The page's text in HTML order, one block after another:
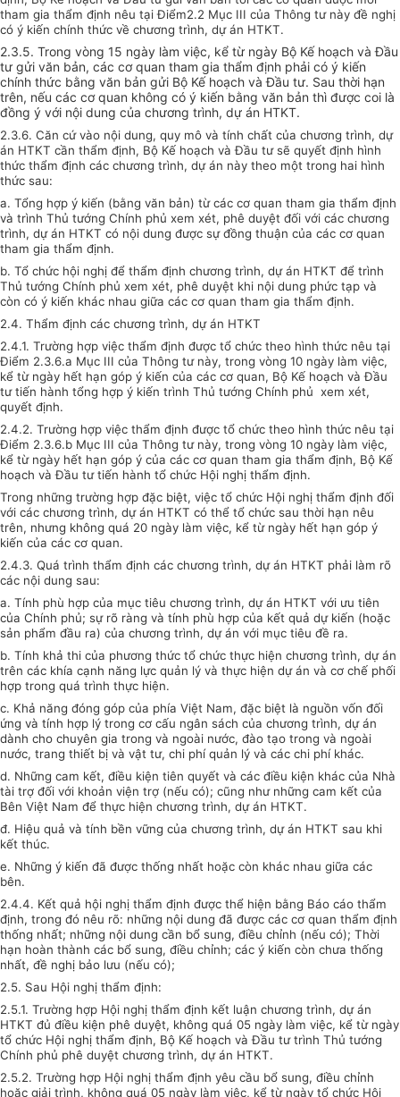
tham gia thẩm định nêu tại Điểm2.2 Mục III của Thông tư này đề nghị
có ý kiến chính thức về chương trình, dự án HTKT.
2.3.5. Trong vòng 15 ngày làm việc, kể từ ngày Bộ Kế hoạch và Đầu
tư gửi văn bản, các cơ quan tham gia thẩm định phải có ý kiến
chính thức bằng văn bản gửi Bộ Kế hoạch và Đầu tư. Sau thời hạn
trên, nếu các cơ quan không có ý kiến bằng văn bản thì được coi là
đồng ý với nội dung của chương trình, dự án HTKT.
2.3.6. Căn cứ vào nội dung, quy mô và tính chất của chương trình, dự
án HTKT cần thẩm định, Bộ Kế hoạch và Đầu tư sẽ quyết định hình
thức thẩm định các chương trình, dự án này theo một trong hai hình
thức sau:
a. Tổng hợp ý kiến (bằng văn bản) từ các cơ quan tham gia thẩm định
và trình Thủ tướng Chính phủ xem xét, phê duyệt đối với các chương
trình, dự án HTKT có nội dung được sự đồng thuận của các cơ quan
tham gia thẩm định.
b. Tổ chức hội nghị để thẩm định chương trình, dự án HTKT để trình
Thủ tướng Chính phủ xem xét, phê duyệt khi nội dung phức tạp và
còn có ý kiến khác nhau giữa các cơ quan tham gia thẩm định.
2.4. Thẩm định các chương trình, dự án HTKT
2.4.1. Trường hợp việc thẩm định được tổ chức theo hình thức nêu tại
Điểm 2.3.6.a Mục III của Thông tư này, trong vòng 10 ngày làm việc,
kể từ ngày hết hạn góp ý kiến của các cơ quan, Bộ Kế hoạch và Đầu
tư tiến hành tổng hợp ý kiến trình Thủ tướng Chính phủ xem xét,
quyết định.
2.4.2. Trường hợp việc thẩm định được tổ chức theo hình thức nêu tại
Điểm 2.3.6.b Mục III của Thông tư này, trong vòng 10 ngày làm việc,
kể từ ngày hết hạn góp ý của các cơ quan tham gia thẩm định, Bộ Kế
hoạch và Đầu tư tiến hành tổ chức Hội nghị thẩm định.
Trong những trường hợp đặc biệt, việc tổ chức Hội nghị thẩm định đối
với các chương trình, dự án HTKT có thể tổ chức sau thời hạn nêu
trên, nhưng không quá 20 ngày làm việc, kể từ ngày hết hạn góp ý
kiến của các cơ quan.
2.4.3. Quá trình thẩm định các chương trình, dự án HTKT phải làm rõ
các nội dung sau:
a. Tính phù hợp của mục tiêu chương trình, dự án HTKT với ưu tiên
của Chính phủ; sự rõ ràng và tính phù hợp của kết quả dự kiến (hoặc
sản phẩm đầu ra) của chương trình, dự án với mục tiêu đề ra.
b. Tính khả thi của phương thức tổ chức thực hiện chương trình, dự án
trên các khía cạnh năng lực quản lý và thực hiện dự án và cơ chế phối
hợp trong quá trình thực hiện.
c. Khả năng đóng góp của phía Việt Nam, đặc biệt là nguồn vốn đối
ứng và tính hợp lý trong cơ cấu ngân sách của chương trình, dự án
dành cho chuyên gia trong và ngoài nước, đào tạo trong và ngoài
nước, trang thiết bị và vật tư, chi phí quản lý và các chi phí khác.
d. Những cam kết, điều kiện tiên quyết và các điều kiện khác của Nhà
tài trợ đối với khoản viện trợ (nếu có); cũng như những cam kết của
Bên Việt Nam để thực hiện chương trình, dự án HTKT.
đ. Hiệu quả và tính bền vững của chương trình, dự án HTKT sau khi
kết thúc.
e. Những ý kiến đã được thống nhất hoặc còn khác nhau giữa các
bên.
2.4.4. Kết quả hội nghị thẩm định được thể hiện bằng Báo cáo thẩm
định, trong đó nêu rõ: những nội dung đã được các cơ quan thẩm định
thống nhất; những nội dung cần bổ sung, điều chỉnh (nếu có); Thời
hạn hoàn thành các bổ sung, điều chỉnh; các ý kiến còn chưa thống
nhất, đề nghị bảo lưu (nếu có);
2.5. Sau Hội nghị thẩm định:
2.5.1. Trường hợp Hội nghị thẩm định kết luận chương trình, dự án
HTKT đủ điều kiện phê duyệt, không quá 05 ngày làm việc, kể từ ngày
tổ chức Hội nghị thẩm định, Bộ Kế hoạch và Đầu tư trình Thủ tướng
Chính phủ phê duyệt chương trình, dự án HTKT.
2.5.2. Trường hợp Hội nghị thẩm định yêu cầu bổ sung, điều chỉnh
hoặc giải trình, không quá 05 ngày làm việc, kể từ ngày tổ chức Hội